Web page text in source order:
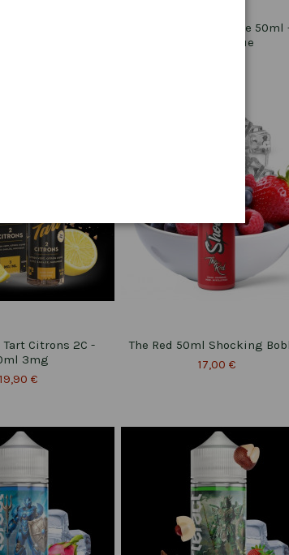
Amphoria Le Centaure 50ml
Belle Epoque
Citrons 2C -
3mg
19,90 €
The Red 50ml Shocking
17,00 €